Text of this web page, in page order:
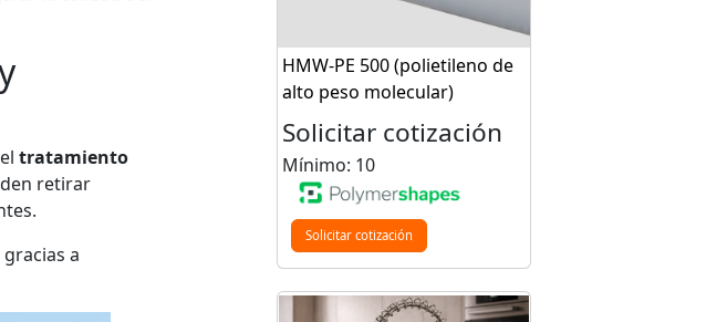
tratamiento
retirar
a
HMW-PE 500 (polietileno de
alto peso molecular)
Solicitar cotización
Mínimo: 10
Solicitar cotización